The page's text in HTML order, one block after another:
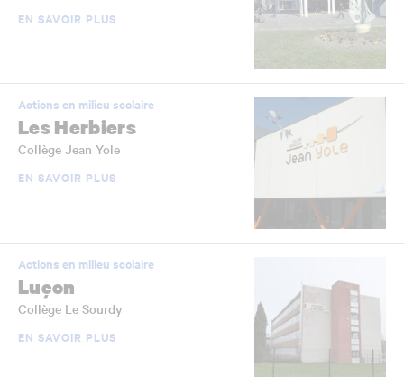
EN SAVOIR PLUS
Actions en milieu scolaire
Les Herbiers
Collège Jean Yole
EN SAVOIR PLUS
Actions en milieu scolaire
Luçon
Collège Le Sourdy
EN SAVOIR PLUS